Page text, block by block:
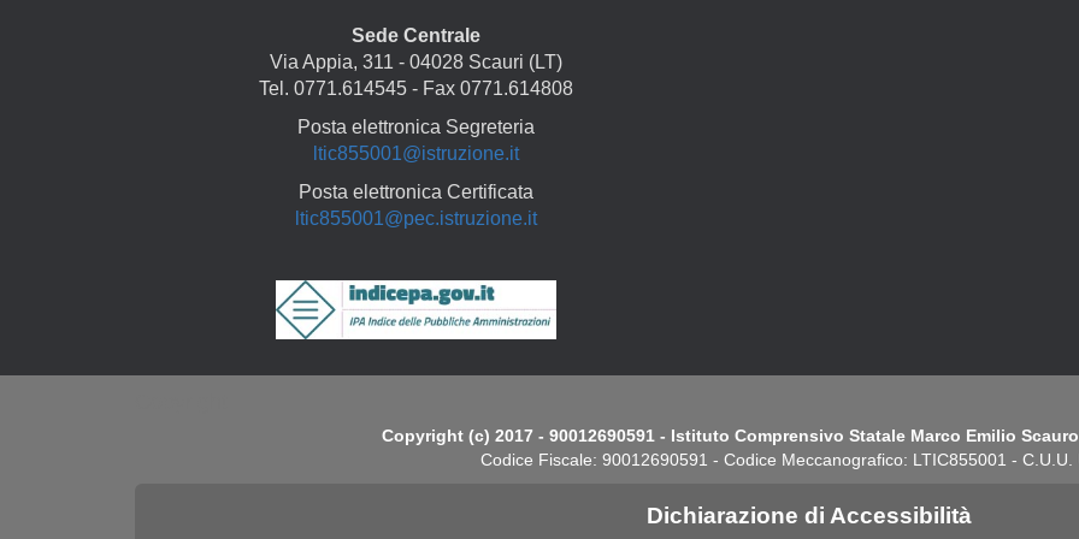
Sede Centrale
Via Appia, 311 - 04028 Scauri (LT)
Tel. 0771.614545 - Fax 0771.614808
Posta elettronica Segreteria
ltic855001@istruzione.it
Posta elettronica Certificata
ltic855001@pec.istruzione.it
Copyright (c) 2017 - 90012690591 - Istituto Comprensivo Statale Marco Emilio
Codice Fiscale: 90012690591 - Codice Meccanografico: LTIC855001 - C.U.U.
Dichiarazione di Accessibilità